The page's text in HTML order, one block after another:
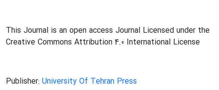
This Journal is an open access Journal Licensed under the
Creative Commons Attribution 4.0 International License
Publisher: University Of Tehran Press